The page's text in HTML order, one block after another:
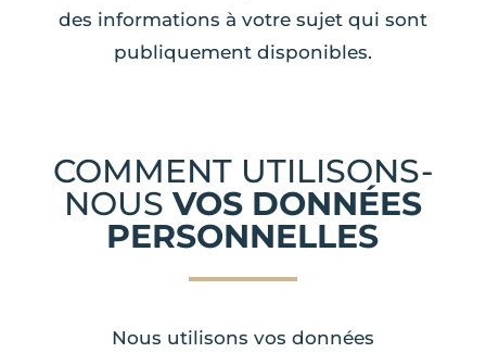
des informations à votre sujet qui sont
publiquement disponibles.
COMMENT UTILISONS-
NOUS VOS DONNÉES
PERSONNELLES
Nous utilisons vos données